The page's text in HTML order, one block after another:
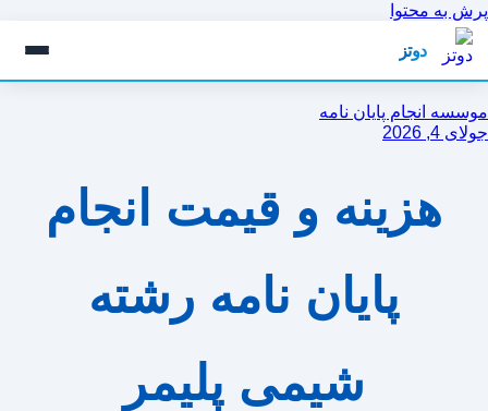
پرش به محتوا
دوتز
موسسه انجام پایان نامه
جولای 4, 2026
هزینه و قیمت انجام
پایان نامه رشته
شیمی پلیمر